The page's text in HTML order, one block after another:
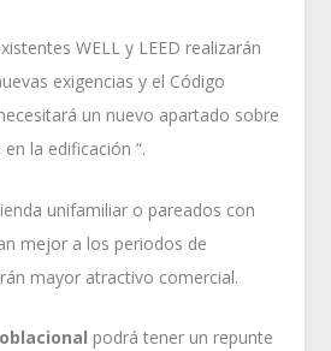
WELL y LEED realizarán
exigencias y el Código
un nuevo apartado sobre
la edificación “.
unifamiliar o pareados con
mejor a los periodos de
mayor atractivo comercial.
podrá tener un repunte